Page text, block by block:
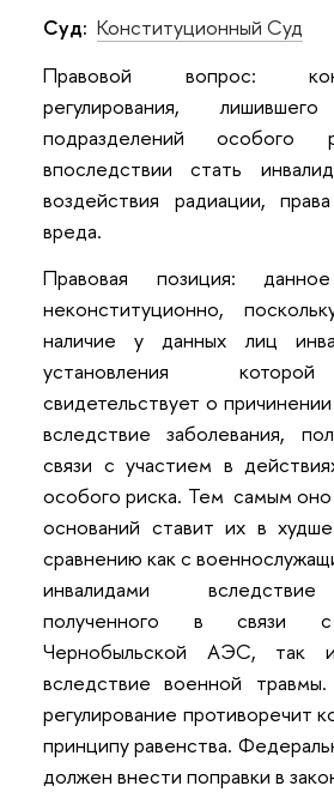
Суд: Конституционный Суд
Правовой вопрос:
регулирования,
подразделений особого
впоследствии стать
воздействия радиации,
вреда.
Правовая позиция: данное
неконституционно,
наличие у данных лиц
установления
свидетельствует о
вследствие заболевания,
связи с участием в
особого риска. Тем самым
оснований ставит их в
сравнению как с
инвалидами
полученного в связи
Чернобыльской АЭС, так
вследствие военной
регулирование противоречит
принципу равенства.
должен внести поправки в